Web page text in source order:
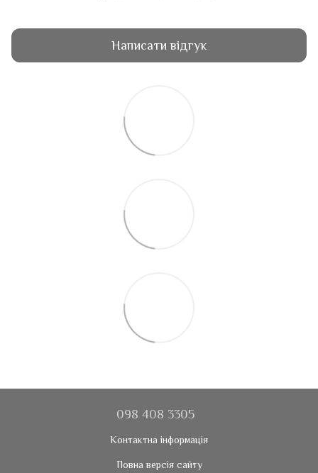
Написати відгук
098 408 3305
Контактна інформація
Повна версія сайту